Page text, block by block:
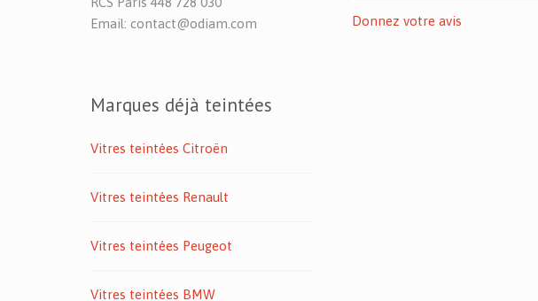
Email: contact@odiam.com
Marques déjà teintées
Vitres teintées Citroën
Vitres teintées Renault
Vitres teintées Peugeot
Vitres teintées BMW
Donnez votre avis